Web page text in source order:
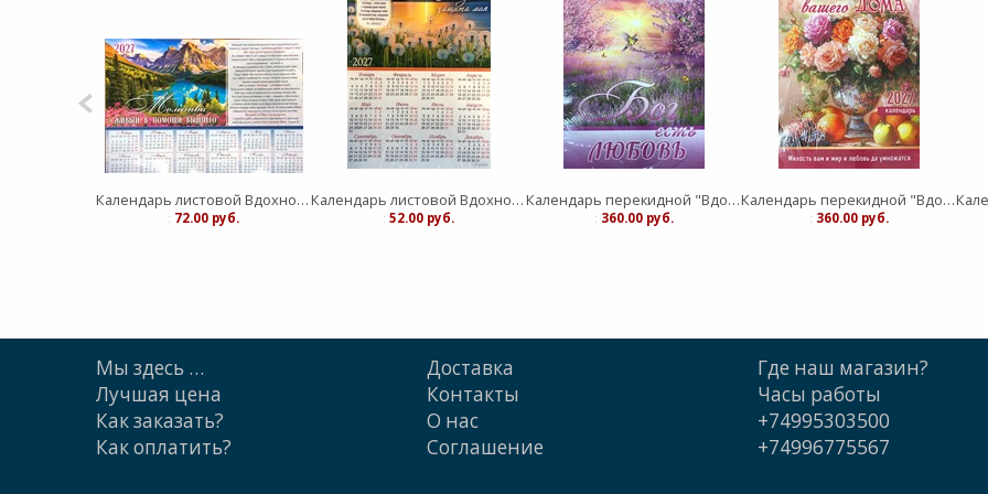
Календарь листовой Вдохновение "Живый в помощи Вышнего"средний
: 72.00 руб.
Календарь листовой Вдохновение "Господь - защите моя" малый
: 52.00 руб.
Календарь перекидной "Вдохновение" Бог есть любовь 25Х35
: 360.00 руб.
Календарь перекидной "Вдохновение" Благословение дома 25Х35
: 360.00 руб.
Мы здесь …
Лучшая цена
Как заказать?
Как оплатить?
Доставка
Контакты
О нас
Cоглашение
Где наш магазин?
Часы работы
+74995303500
+74996775567